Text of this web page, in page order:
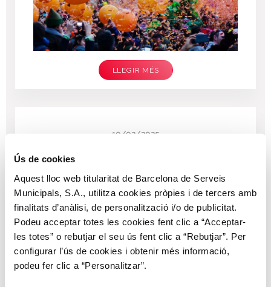
Ús de cookies
Aquest lloc web titularitat de Barcelona de Serveis
Municipals, S.A., utilitza cookies pròpies i de tercers amb
finalitats d’anàlisi, de personalització i/o de publicitat.
Podeu acceptar totes les cookies fent clic a “Acceptar-
les totes” o rebutjar el seu ús fent clic a “Rebutjar”. Per
configurar l’ús de cookies i obtenir més informació,
podeu fer clic a “Personalitzar”.
LLEGIR MÉS
10/02/2025
Bicing: més segur i més còmode!